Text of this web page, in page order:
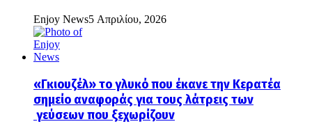
Enjoy News5 Απριλίου, 2026
«Γκιουζέλ» το γλυκό που έκανε την Κερατέα
σημείο αναφοράς για τους λάτρεις των
γεύσεων που ξεχωρίζουν